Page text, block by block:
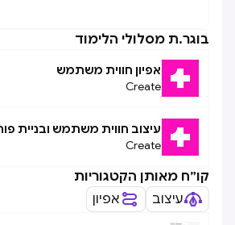
בוגר.ת מסלולי הלימוד
אפיון חווית משתמש
Create
עיצוב חווית משתמש ובניית
Create
קו״ח מאותן הקטגוריות
עיצוב
אפיון